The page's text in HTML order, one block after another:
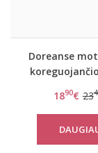
Doreanse
1890€ 23